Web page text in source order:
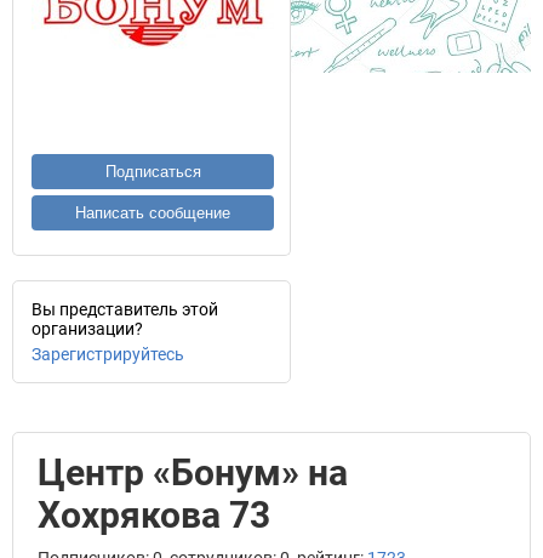
Подписаться
Написать сообщение
Вы представитель этой
организации?
Зарегистрируйтесь
Центр «Бонум» на
Хохрякова 73